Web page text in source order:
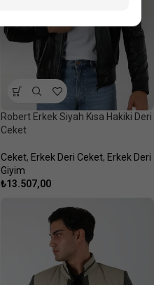
Robert Erkek Siyah Kısa Hakiki Deri
Ceket
Ceket, Erkek Deri Ceket, Erkek Deri
Giyim
₺13.507,00